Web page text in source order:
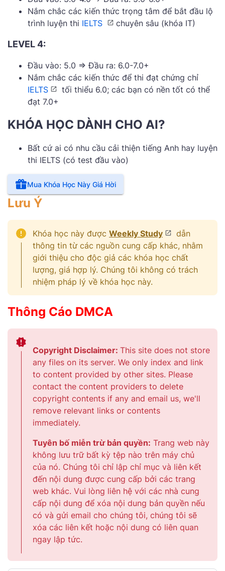
Nắm chắc các kiến thức trọng tâm để bắt đầu lộ
trình luyện thi IELTS chuyên sâu (khóa IT)
LEVEL 4:
Đầu vào: 5.0 => Đầu ra: 6.0-7.0+
Nắm chắc các kiến thức để thi đạt chứng chỉ
IELTS
tối thiểu 6.0; các bạn có nền tốt có thể
đạt 7.0+
KHÓA HỌC DÀNH CHO AI?
Bất cứ ai có nhu cầu cải thiện tiếng Anh hay luyện
thi IELTS (có test đầu vào)
Mua Khóa Học Này Giá Hời
Lưu Ý
Khóa học này được Weekly Study
dẫn
thông tin từ các nguồn cung cấp khác, nhằm
giới thiệu cho độc giả các khóa học chất
lượng, giá hợp lý. Chúng tôi không có trách
nhiệm pháp lý về khóa học này.
Thông Cáo DMCA
Copyright Disclaimer: This site does not store
any files on its server. We only index and link
to content provided by other sites. Please
contact the content providers to delete
copyright contents if any and email us, we'll
remove relevant links or contents
immediately.
Tuyên bố miễn trừ bản quyền: Trang web này
không lưu trữ bất kỳ tệp nào trên máy chủ
của nó. Chúng tôi chỉ lập chỉ mục và liên kết
đến nội dung được cung cấp bởi các trang
web khác. Vui lòng liên hệ với các nhà cung
cấp nội dung để xóa nội dung bản quyền nếu
có và gửi email cho chúng tôi, chúng tôi sẽ
xóa các liên kết hoặc nội dung có liên quan
ngay lập tức.